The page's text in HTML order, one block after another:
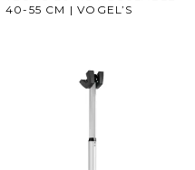
40-55 CM | VOGEL’S